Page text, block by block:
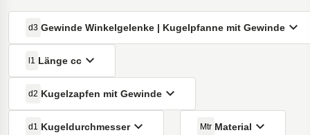
d3 Gewinde Winkelgelenke | Kugelpfanne mit Gewinde
l1 Länge cc
d2 Kugelzapfen mit Gewinde
d1 Kugeldurchmesser Mtr Material